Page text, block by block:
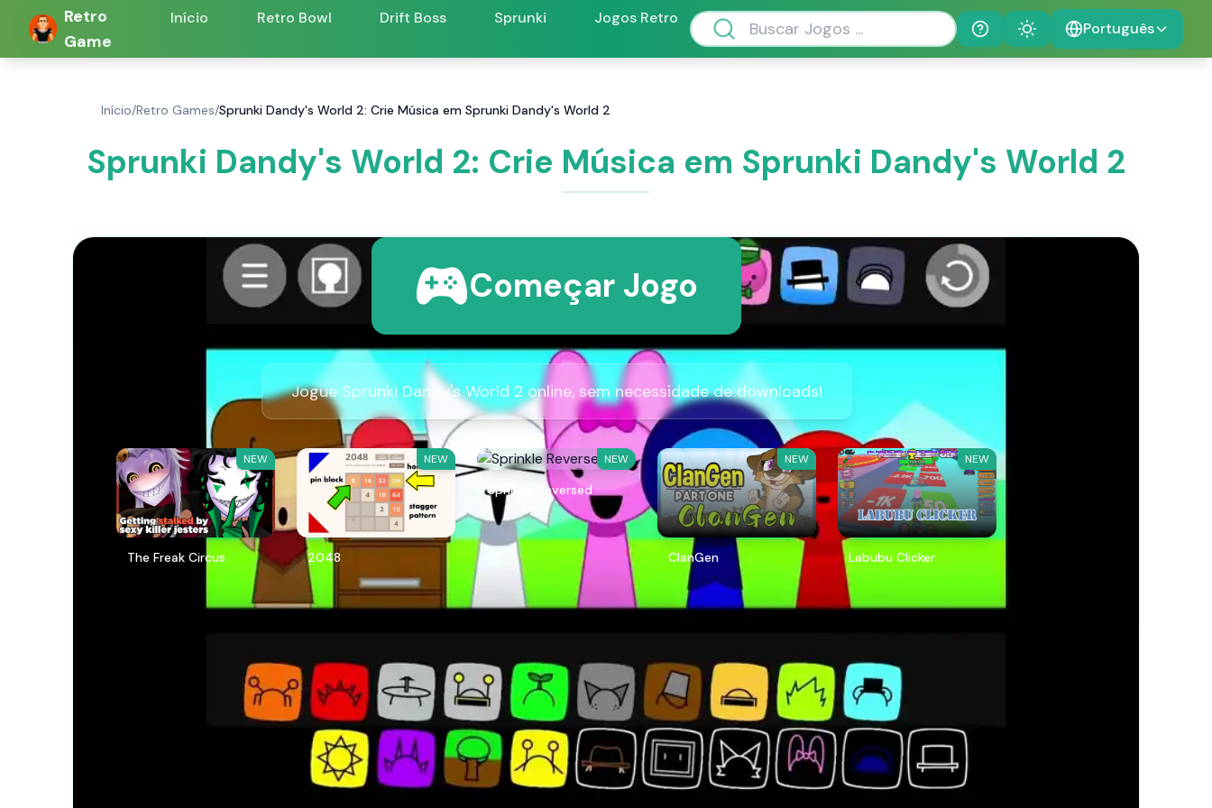
Retro
Game
Início Retro Bowl Drift Boss Sprunki
Jogos Retro
Help
Theme Português
Início/Retro Games/Sprunki Dandy's World 2: Crie Música em Sprunki Dandy's World 2
Sprunki Dandy's World 2: Crie Música em Sprunki Dandy's World 2
Começar Jogo
Jogue Sprunki Dandy's World 2 online, sem necessidade de downloads!
NEW
The Freak Circus
NEW
2048
NEW
Sprinkle Reversed
NEW
ClanGen
NEW
Labubu Clicker